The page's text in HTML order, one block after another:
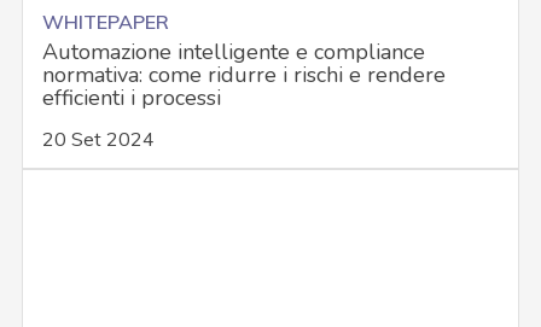
WHITEPAPER
Automazione intelligente e compliance
normativa: come ridurre i rischi e rendere
efficienti i processi
20 Set 2024